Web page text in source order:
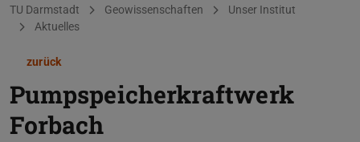
Sie befinden sich hier:
TU Darmstadt Geowissenschaften
Unser Institut
Aktuelles
zurück
Pumpspeicherkraftwerk
Forbach